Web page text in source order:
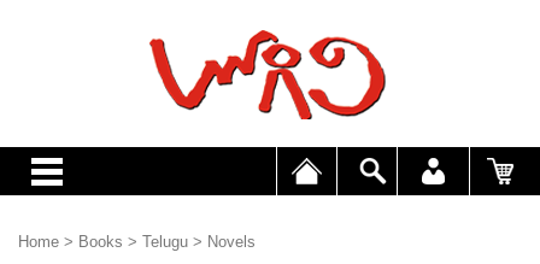
Home > Books > Telugu > Novels